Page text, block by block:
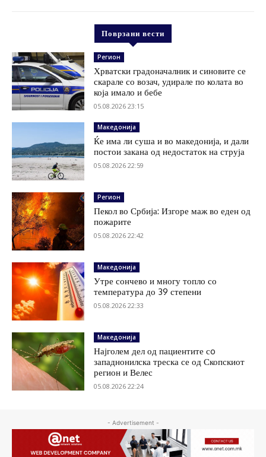
Поврзани вести
Регион
Хрватски градоначалник и синовите се
скарале со возач, удирале по колата во
која имало и бебе
05.08.2026 23:15
Македонија
Ќе има ли суша и во македонија, и дали
постои закана од недостаток на струја
05.08.2026 22:59
Регион
Пекол во Србија: Изгоре маж во еден од
пожарите
05.08.2026 22:42
Македонија
Утре сончево и многу топло со
температура до 39 степени
05.08.2026 22:33
Македонија
Најголем дел од пациентите сo
западнонилска треска се од Скопскиот
регион и Велес
05.08.2026 22:24
- Advertisement -